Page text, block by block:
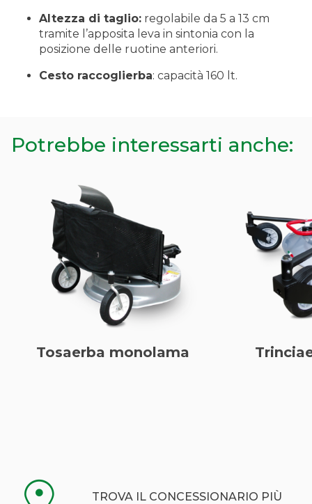
Altezza di taglio: regolabile da 5 a 13 cm
tramite l’apposita leva in sintonia con la
posizione delle ruotine anteriori.
Cesto raccoglierba: capacità 160 lt.
Potrebbe interessarti anche:
Tosaerba monolama
TROVA IL CONCESSIONARIO PIÙ